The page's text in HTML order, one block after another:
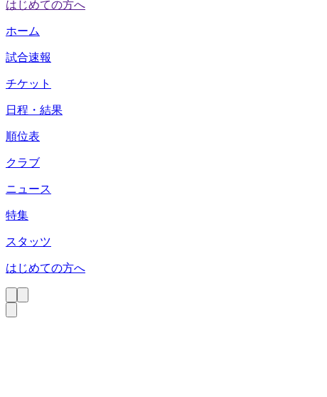
はじめての方へ
ホーム
試合速報
チケット
日程・結果
順位表
クラブ
ニュース
特集
スタッツ
はじめての方へ